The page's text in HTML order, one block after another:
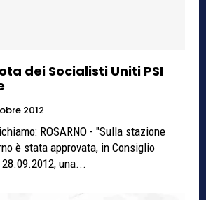
dei Socialisti Uniti PSI
2012
ROSARNO - "Sulla stazione
è stata approvata, in Consiglio
una...